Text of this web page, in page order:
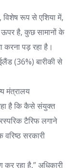
विशेष रूप से एशिया में,
है, कुछ सामानों के
पड़ रहा है।
(36%) बारीकी से
मंत्रालय
है कि कैसे संयुक्त
टैरिफ लगाने
वरिष्ठ सरकारी
कर रहा है,” अधिकारी